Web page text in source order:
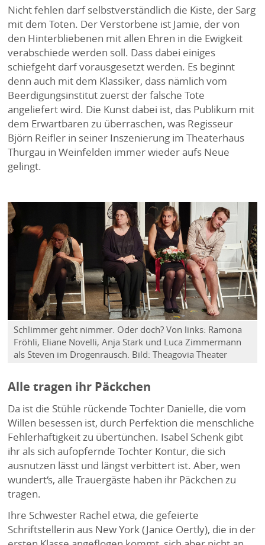
Nicht fehlen darf selbstverständlich die Kiste, der Sarg
mit dem Toten. Der Verstorbene ist Jamie, der von
den Hinterbliebenen mit allen Ehren in die Ewigkeit
verabschiede werden soll. Dass dabei einiges
schiefgeht darf vorausgesetzt werden. Es beginnt
denn auch mit dem Klassiker, dass nämlich vom
Beerdigungsinstitut zuerst der falsche Tote
angeliefert wird. Die Kunst dabei ist, das Publikum mit
dem Erwartbaren zu überraschen, was Regisseur
Björn Reifler in seiner Inszenierung im Theaterhaus
Thurgau in Weinfelden immer wieder aufs Neue
gelingt.
Schlimmer geht nimmer. Oder doch? Von links: Ramona
Fröhli, Eliane Novelli, Anja Stark und Luca Zimmermann
als Steven im Drogenrausch. Bild: Theagovia Theater
Alle tragen ihr Päckchen
Da ist die Stühle rückende Tochter Danielle, die vom
Willen besessen ist, durch Perfektion die menschliche
Fehlerhaftigkeit zu übertünchen. Isabel Schenk gibt
ihr als sich aufopfernde Tochter Kontur, die sich
ausnutzen lässt und längst verbittert ist. Aber, wen
wundert‘s, alle Trauergäste haben ihr Päckchen zu
tragen.
Ihre Schwester Rachel etwa, die gefeierte
Schriftstellerin aus New York (Janice Oertly), die in der